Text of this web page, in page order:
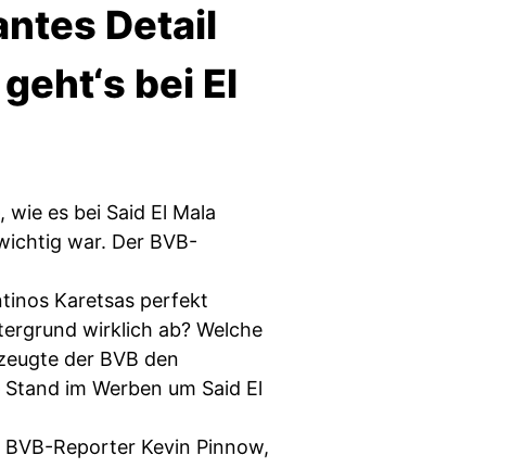
Detail
bei El
es bei Said El Mala
war. Der BVB-
Karetsas perfekt
wirklich ab? Welche
der BVB den
im Werben um Said El
Reporter Kevin Pinnow,